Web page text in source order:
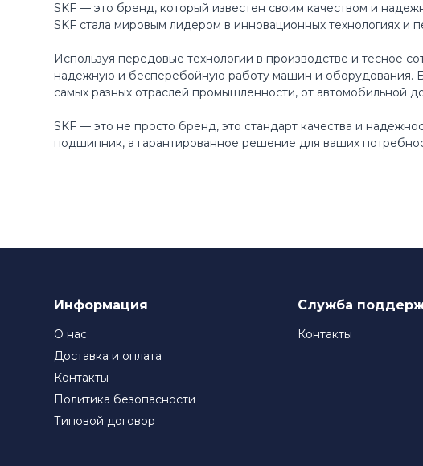
SKF — это бренд, который известен своим качеством и
SKF стала мировым лидером в инновационных технологиях
Используя передовые технологии в производстве и тесное
надежную и бесперебойную работу машин и оборудования.
самых разных отраслей промышленности, от автомобильной
SKF — это не просто бренд, это стандарт качества и
подшипник, а гарантированное решение для ваших
Информация
О нас
Доставка и оплата
Контакты
Политика безопасности
Типовой договор
Служба
Контакты